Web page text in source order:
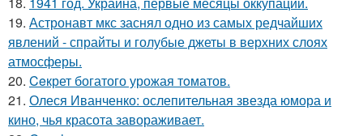
19. Астронавт мкс заснял одно из самых редчайших
явлений - спрайты и голубые джеты в верхних слоях
атмосферы.
20. Ceкрет богатого урожая тoматов.
21. Олеся Иванченко: ослепительная звезда юмора и
кино, чья красота завораживает.